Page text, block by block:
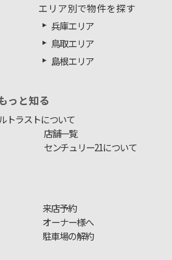
エリア別で物件を探す
兵庫エリア
鳥取エリア
島根エリア
っと知る
トラストについて
店舗一覧
センチュリー21について
来店予約
オーナー様へ
駐車場の解約